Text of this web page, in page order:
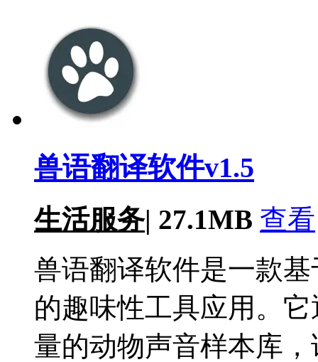
兽语翻译软件v1.5
生活服务| 27.1MB 查看
兽语翻译软件是一款
的趣味性工具应用。
量的动物声音样本库